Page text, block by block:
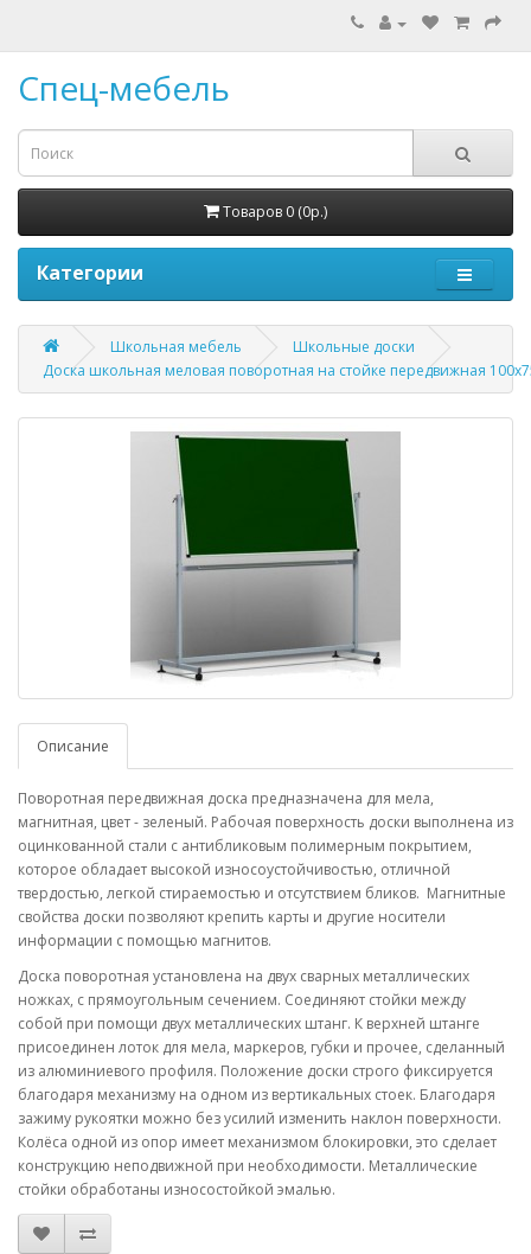
Спец-мебель
Товаров 0 (0р.)
Категории
Школьная мебель
Школьные доски
Доска школьная меловая поворотная на стойке передвижная
Описание
Поворотная передвижная доска предназначена для мела,
магнитная, цвет - зеленый. Рабочая поверхность доски выполнена из
оцинкованной стали с антибликовым полимерным покрытием,
которое обладает высокой износоустойчивостью, отличной
твердостью, легкой стираемостью и отсутствием бликов. Магнитные
свойства доски позволяют крепить карты и другие носители
информации с помощью магнитов.
Доска поворотная установлена на двух сварных металлических
ножках, с прямоугольным сечением. Соединяют стойки между
собой при помощи двух металлических штанг. К верхней штанге
присоединен лоток для мела, маркеров, губки и прочее, сделанный
из алюминиевого профиля. Положение доски строго фиксируется
благодаря механизму на одном из вертикальных стоек. Благодаря
зажиму рукоятки можно без усилий изменить наклон поверхности.
Колёса одной из опор имеет механизмом блокировки, это сделает
конструкцию неподвижной при необходимости. Металлические
стойки обработаны износостойкой эмалью.